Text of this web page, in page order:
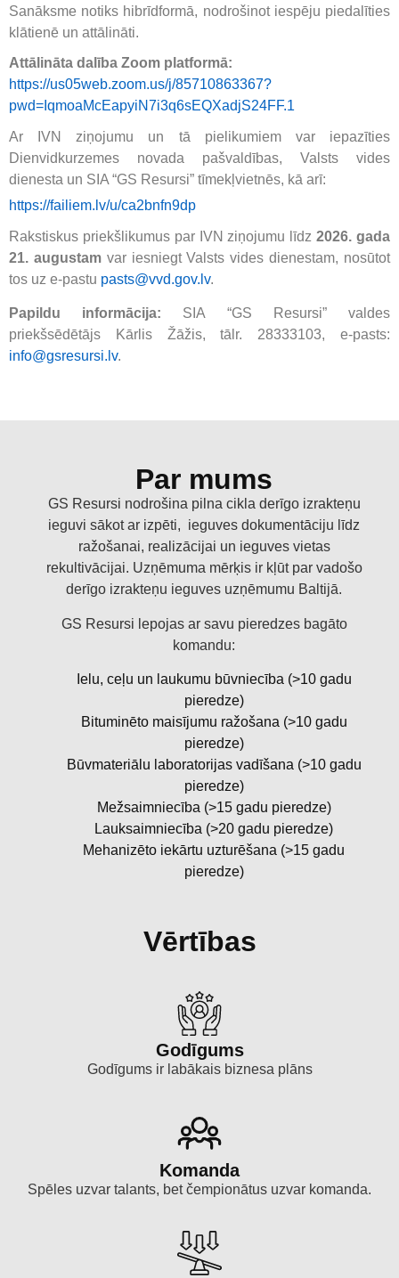
Sanāksme notiks hibrīdformā, nodrošinot iespēju piedalīties
klātienē un attālināti.
Attālināta dalība Zoom platformā:
https://us05web.zoom.us/j/85710863367?
pwd=IqmoaMcEapyiN7i3q6sEQXadjS24FF.1
Ar IVN ziņojumu un tā pielikumiem var iepazīties
Dienvidkurzemes novada pašvaldības, Valsts vides
dienesta un SIA “GS Resursi” tīmekļvietnēs, kā arī:
https://failiem.lv/u/ca2bnfn9dp
Rakstiskus priekšlikumus par IVN ziņojumu līdz2026. gada
21. augustamvar iesniegt Valsts vides dienestam, nosūtot
tos uz e-pastu pasts@vvd.gov.lv.
Papildu informācija: SIA “GS Resursi” valdes
priekšsēdētājs Kārlis Žāžis, tālr. 28333103, e-pasts:
info@gsresursi.lv.
Par mums
GS Resursi nodrošina pilna cikla derīgo izrakteņu
ieguvi sākot ar izpēti, ieguves dokumentāciju līdz
ražošanai, realizācijai un ieguves vietas
rekultivācijai. Uzņēmuma mērķis ir kļūt par vadošo
derīgo izrakteņu ieguves uzņēmumu Baltijā.
GS Resursi lepojas ar savu pieredzes bagāto
komandu:
Ielu, ceļu un laukumu būvniecība (>10 gadu
pieredze)
Bituminēto maisījumu ražošana (>10 gadu
pieredze)
Būvmateriālu laboratorijas vadīšana (>10 gadu
pieredze)
Mežsaimniecība (>15 gadu pieredze)
Lauksaimniecība (>20 gadu pieredze)
Mehanizēto iekārtu uzturēšana (>15 gadu
pieredze)
Vērtības
Godīgums
Godīgums ir labākais biznesa plāns
Komanda
Spēles uzvar talants, bet čempionātus uzvar komanda.